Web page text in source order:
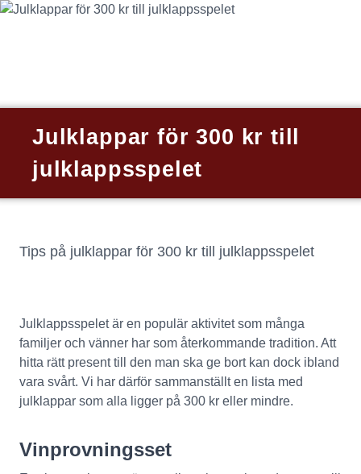
Julklappar för 300 kr till
julklappsspelet
Tips på julklappar för 300 kr till julklappsspelet
Julklappsspelet är en populär aktivitet som många
familjer och vänner har som återkommande tradition. Att
hitta rätt present till den man ska ge bort kan dock ibland
vara svårt. Vi har därför sammanställt en lista med
julklappar som alla ligger på 300 kr eller mindre.
Vinprovningsset